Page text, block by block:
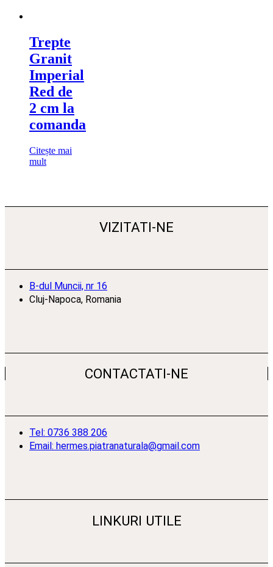
Trepte
Granit
Imperial
Red de
2 cm la
comanda
Citește mai
mult
VIZITATI-NE
B-dul Muncii, nr 16
Cluj-Napoca, Romania
CONTACTATI-NE
Tel: 0736 388 206
Email: hermes.piatranaturala@gmail.com
LINKURI UTILE